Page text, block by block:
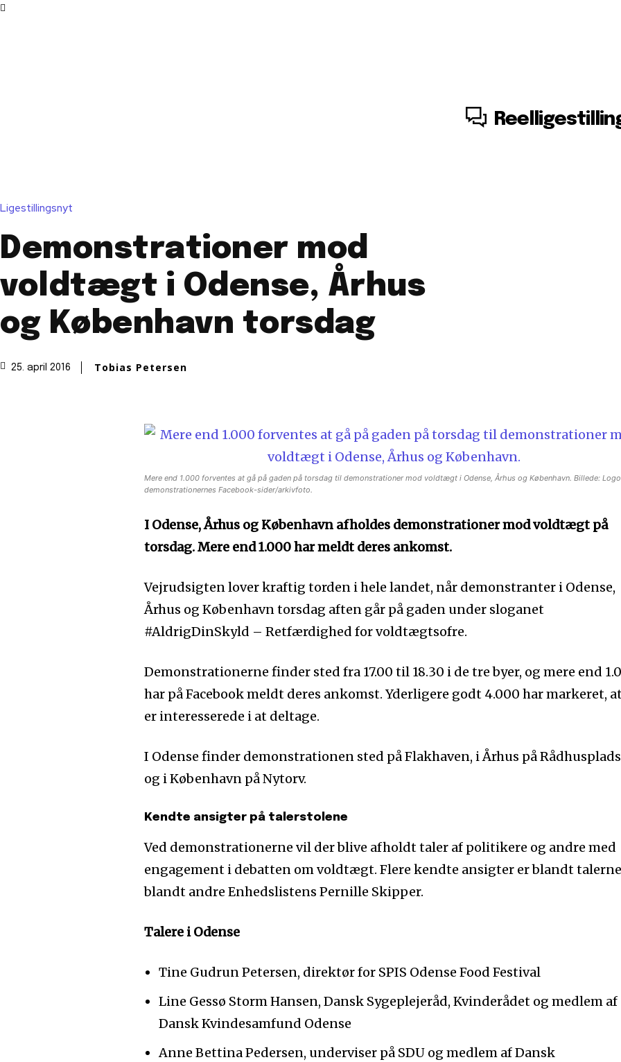
Ligestillingsnyt
Demonstrationer mod
voldtægt i Odense, Århus
og København torsdag
25. april 2016 Tobias Petersen
Mere end 1.000 forventes at gå på gaden på torsdag til demonstrationer mod voldtægt i Odense, Århus og København. Billede:
demonstrationernes Facebook-sider/arkivfoto.
I Odense, Århus og København afholdes demonstrationer mod voldtægt på
torsdag. Mere end 1.000 har meldt deres ankomst.
Vejrudsigten lover kraftig torden i hele landet, når demonstranter i Odense,
Århus og København torsdag aften går på gaden under sloganet
#AldrigDinSkyld – Retfærdighed for voldtægtsofre.
Demonstrationerne finder sted fra 17.00 til 18.30 i de tre byer, og mere end
har på Facebook meldt deres ankomst. Yderligere godt 4.000 har markeret,
er interesserede i at deltage.
I Odense finder demonstrationen sted på Flakhaven, i Århus på
og i København på Nytorv.
Kendte ansigter på talerstolene
Ved demonstrationerne vil der blive afholdt taler af politikere og andre med
engagement i debatten om voldtægt. Flere kendte ansigter er blandt
blandt andre Enhedslistens Pernille Skipper.
Talere i Odense
Tine Gudrun Petersen, direktør for SPIS Odense Food Festival
Line Gessø Storm Hansen, Dansk Sygeplejeråd, Kvinderådet og medlem af
Dansk Kvindesamfund Odense
Anne Bettina Pedersen, underviser på SDU og medlem af Dansk